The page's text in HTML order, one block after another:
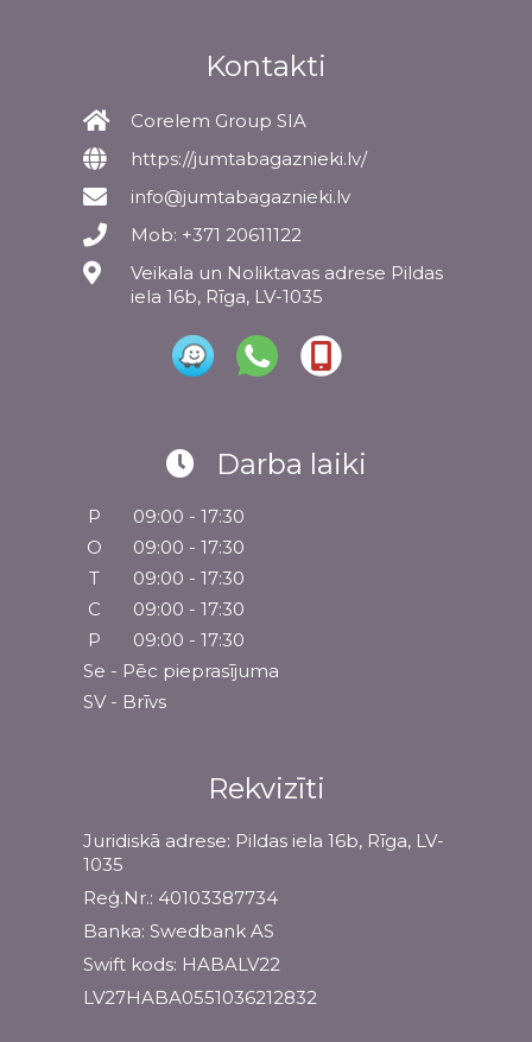
Kontakti
Corelem Group SIA
https://jumtabagaznieki.lv/
info@jumtabagaznieki.lv
Mob: +371 20611122
Veikala un Noliktavas adrese Pildas
iela 16b, Rīga, LV-1035
Darba laiki
P
09:00 - 17:30
O
09:00 - 17:30
T
09:00 - 17:30
C
09:00 - 17:30
P
09:00 - 17:30
Se - Pēc pieprasījuma
SV - Brīvs
Rekvizīti
Juridiskā adrese: Pildas iela 16b, Rīga, LV-
1035
Reģ.Nr.: 40103387734
Banka: Swedbank AS
Swift kods: HABALV22
LV27HABA0551036212832